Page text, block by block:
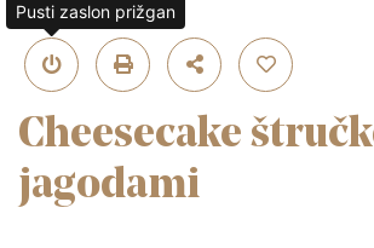
Cheesecake
jagodami
Pusti zaslon prižgan